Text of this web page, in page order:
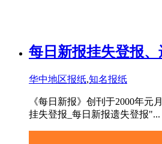
每日新报挂失登报
华中地区报纸,知名报纸
《每日新报》创刊于2000年
挂失登报_每日新报遗失登报"...